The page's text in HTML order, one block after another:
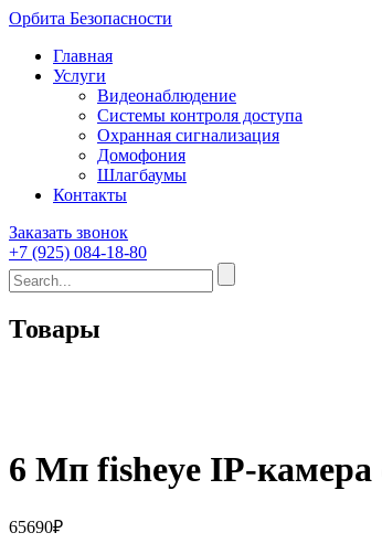
Орбита Безопасности
Главная
Услуги
Видеонаблюдение
Системы контроля доступа
Охранная сигнализация
Домофония
Шлагбаумы
Контакты
Заказать звонок
+7 (925) 084-18-80
Товары
6 Мп fisheye IP-камера
65690₽